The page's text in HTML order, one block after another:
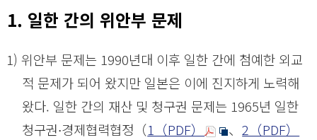
1. 일한 간의 위안부 문제
(1) 위안부 문제는 1990년대 이후 일한 간에 첨예한 외교
적 문제가 되어 왔지만 일본은 이에 진지하게 노력해
왔다. 일한 간의 재산 및 청구권 문제는 1965년 일한
청구권∙경제협력협정（1（PDF） 、2（PDF）